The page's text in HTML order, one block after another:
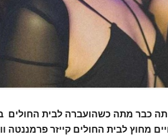
כבר מתה כשהועברה לבית החולים
מחוץ לבית החולים קייזר